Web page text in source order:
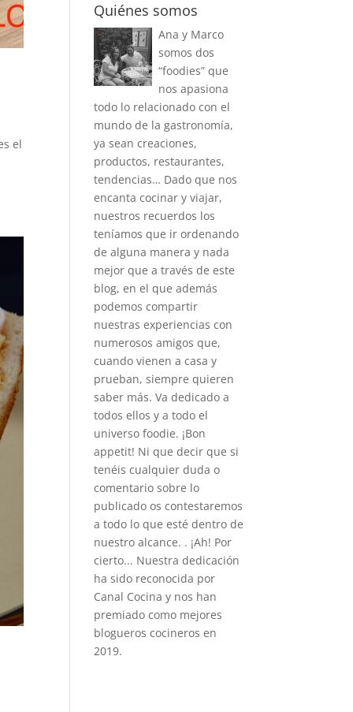
el
Quiénes somos
Ana y Marco
somos dos
“foodies” que
nos apasiona
todo lo relacionado con el
mundo de la gastronomía,
ya sean creaciones,
productos, restaurantes,
tendencias… Dado que nos
encanta cocinar y viajar,
nuestros recuerdos los
teníamos que ir ordenando
de alguna manera y nada
mejor que a través de este
blog, en el que además
podemos compartir
nuestras experiencias con
numerosos amigos que,
cuando vienen a casa y
prueban, siempre quieren
saber más. Va dedicado a
todos ellos y a todo el
universo foodie. ¡Bon
appetit! Ni que decir que si
tenéis cualquier duda o
comentario sobre lo
publicado os contestaremos
a todo lo que esté dentro de
nuestro alcance. . ¡Ah! Por
cierto... Nuestra dedicación
ha sido reconocida por
Canal Cocina y nos han
premiado como mejores
blogueros cocineros en
2019.